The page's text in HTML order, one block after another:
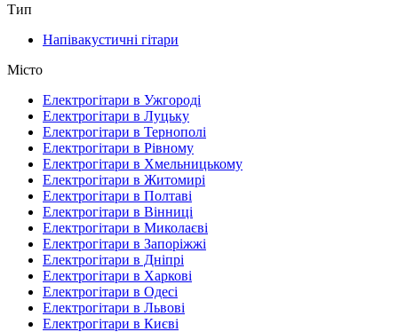
Тип
Напівакустичні гітари
Місто
Електрогітари в Ужгороді
Електрогітари в Луцьку
Електрогітари в Тернополі
Електрогітари в Рівному
Електрогітари в Хмельницькому
Електрогітари в Житомирі
Електрогітари в Полтаві
Електрогітари в Вінниці
Електрогітари в Миколаєві
Електрогітари в Запоріжжі
Електрогітари в Дніпрі
Електрогітари в Харкові
Електрогітари в Одесі
Електрогітари в Львові
Електрогітари в Києві